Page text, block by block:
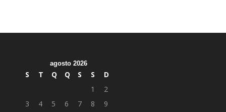
agosto 2026
S T Q Q S S
D
1
2
3
4 5 6 7 8
9